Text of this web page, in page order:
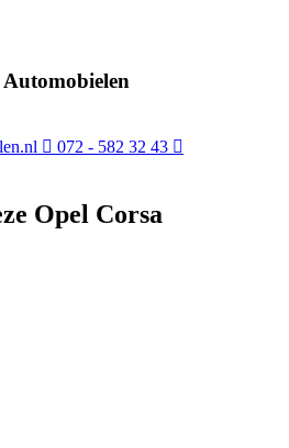
072 - 582 32 43
Opel Corsa